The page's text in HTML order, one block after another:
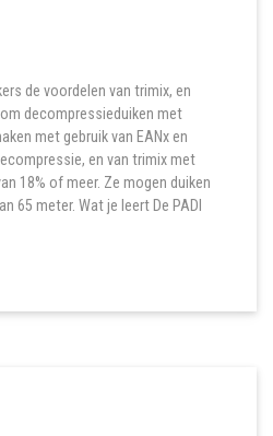
de voordelen van trimix, en
decompressieduiken met
met gebruik van EANx en
en van trimix met
18% of meer. Ze mogen duiken
65 meter. Wat je leert De PADI